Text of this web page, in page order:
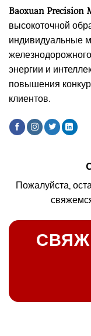
Baoxuan Precision
высокоточной
индивидуальные
энергии и
повышения
клиентов.
Пожалуйста,